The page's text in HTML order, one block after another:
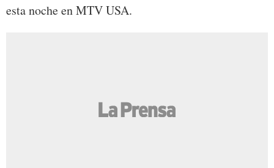
esta noche en MTV USA.